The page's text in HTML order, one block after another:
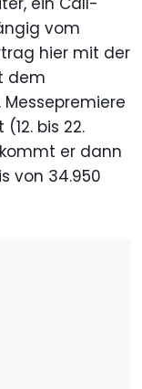
vom
hier mit der
dem
bis 22.
er dann
von 34.950